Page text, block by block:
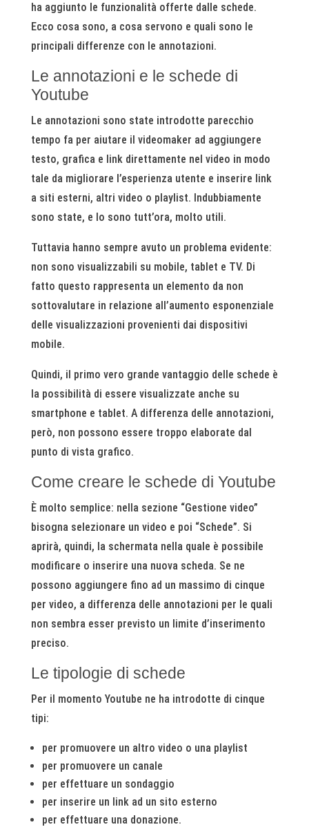
ha aggiunto le funzionalità offerte dalle schede.
Ecco cosa sono, a cosa servono e quali sono le
principali differenze con le annotazioni.
Le annotazioni e le schede di
Youtube
Le annotazioni sono state introdotte parecchio
tempo fa per aiutare il videomaker ad aggiungere
testo, grafica e link direttamente nel video in modo
tale da migliorare l’esperienza utente e inserire link
a siti esterni, altri video o playlist. Indubbiamente
sono state, e lo sono tutt’ora, molto utili.
Tuttavia hanno sempre avuto un problema evidente:
non sono visualizzabili su mobile, tablet e TV. Di
fatto questo rappresenta un elemento da non
sottovalutare in relazione all’aumento esponenziale
delle visualizzazioni provenienti dai dispositivi
mobile.
Quindi, il primo vero grande vantaggio delle schede è
la possibilità di essere visualizzate anche su
smartphone e tablet. A differenza delle annotazioni,
però, non possono essere troppo elaborate dal
punto di vista grafico.
Come creare le schede di Youtube
È molto semplice: nella sezione “Gestione video”
bisogna selezionare un video e poi “Schede”. Si
aprirà, quindi, la schermata nella quale è possibile
modificare o inserire una nuova scheda. Se ne
possono aggiungere fino ad un massimo di cinque
per video, a differenza delle annotazioni per le quali
non sembra esser previsto un limite d’inserimento
preciso.
Le tipologie di schede
Per il momento Youtube ne ha introdotte di cinque
tipi:
per promuovere un altro video o una playlist
per promuovere un canale
per effettuare un sondaggio
per inserire un link ad un sito esterno
per effettuare una donazione.